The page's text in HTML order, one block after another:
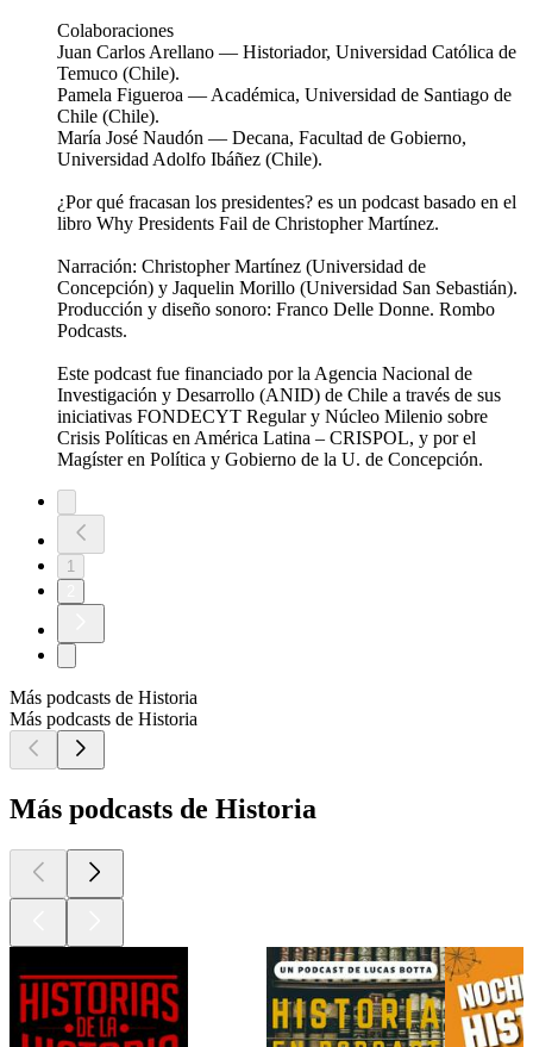
Colaboraciones
Juan Carlos Arellano — Historiador, Universidad Católica de
Temuco (Chile).
Pamela Figueroa — Académica, Universidad de Santiago de
Chile (Chile).
María José Naudón — Decana, Facultad de Gobierno,
Universidad Adolfo Ibáñez (Chile).
¿Por qué fracasan los presidentes? es un podcast basado en el
libro Why Presidents Fail de Christopher Martínez.
Narración: Christopher Martínez (Universidad de
Concepción) y Jaquelin Morillo (Universidad San Sebastián).
Producción y diseño sonoro: Franco Delle Donne. Rombo
Podcasts.
Este podcast fue financiado por la Agencia Nacional de
Investigación y Desarrollo (ANID) de Chile a través de sus
iniciativas FONDECYT Regular y Núcleo Milenio sobre
Crisis Políticas en América Latina – CRISPOL, y por el
Magíster en Política y Gobierno de la U. de Concepción.
1
Más podcasts de Historia
Más podcasts de Historia
Más podcasts de Historia